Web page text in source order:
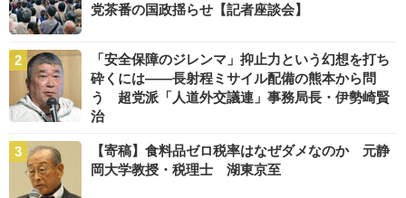
党茶番の国政揺らせ【記者座談会】
「安全保障のジレンマ」抑止力という幻想を打ち
砕くには――長射程ミサイル配備の熊本から問
う 超党派「人道外交議連」事務局長・伊勢崎賢
治
【寄稿】食料品ゼロ税率はなぜダメなのか 元静
岡大学教授・税理士 湖東京至